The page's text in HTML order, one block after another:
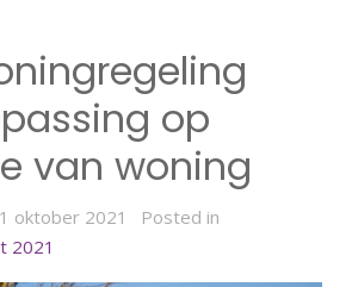
op
van woning
oktober 2021
Posted in
2021